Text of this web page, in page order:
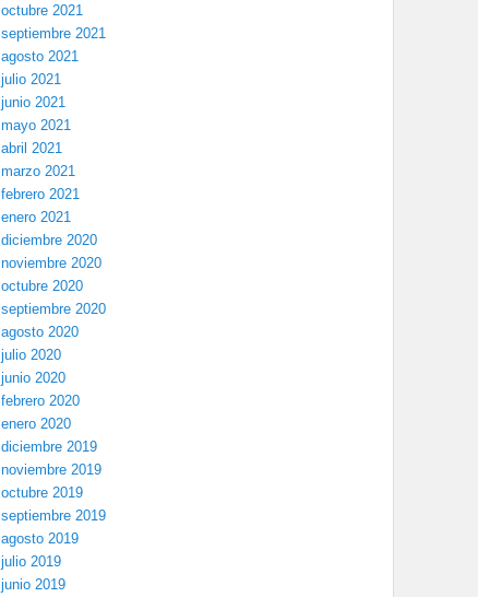
octubre 2021
septiembre 2021
agosto 2021
julio 2021
junio 2021
mayo 2021
abril 2021
marzo 2021
febrero 2021
enero 2021
diciembre 2020
noviembre 2020
octubre 2020
septiembre 2020
agosto 2020
julio 2020
junio 2020
febrero 2020
enero 2020
diciembre 2019
noviembre 2019
octubre 2019
septiembre 2019
agosto 2019
julio 2019
junio 2019